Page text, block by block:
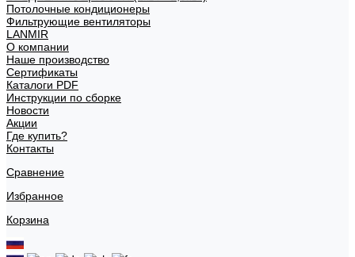
Потолочные кондиционеры
Фильтрующие вентиляторы
LANMIR
О компании
Наше производство
Сертификаты
Каталоги PDF
Инструкции по сборке
Новости
Акции
Где купить?
Контакты
Сравнение
Избранное
Корзина